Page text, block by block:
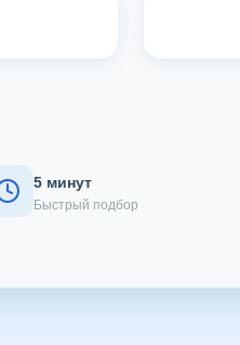
5 минут
Быстрый подбор